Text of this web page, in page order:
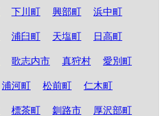
下川町 興部町 浜中町
浦臼町 天塩町 日高町
歌志内市 真狩村 愛別町
浦河町 松前町 仁木町
標茶町 釧路市 厚沢部町